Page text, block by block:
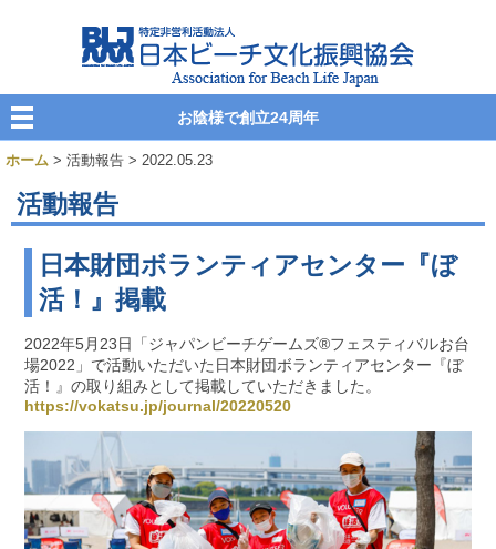
お陰様で創立24周年
ホーム > 活動報告 > 2022.05.23
活動報告
日本財団ボランティアセンター『ぼ
活！』掲載
2022年5月23日「ジャパンビーチゲームズ®フェスティバルお台
場2022」で活動いただいた日本財団ボランティアセンター『ぼ
活！』の取り組みとして掲載していただきました。
https://vokatsu.jp/journal/20220520